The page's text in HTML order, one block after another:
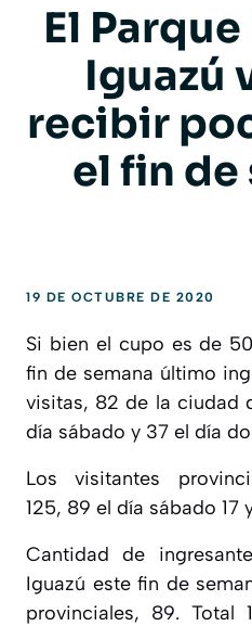
El
Iguazú
recibir
el fin de
19 DE OCTUBRE DE 2020
Si bien el cupo es de
fin de semana último
visitas, 82 de la ciudad
día sábado y 37 el día
Los visitantes
125, 89 el día sábado 17
Cantidad de
Iguazú este fin de
provinciales, 89. Total